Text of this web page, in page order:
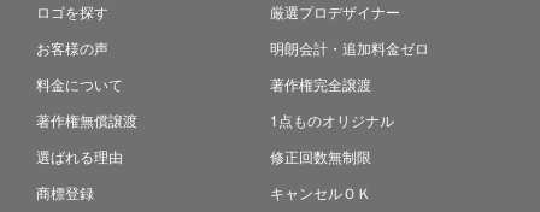
ロゴを探す
お客様の声
料金について
著作権無償譲渡
選ばれる理由
商標登録
厳選プロデザイナー
明朗会計・追加料金ゼロ
著作権完全譲渡
1点ものオリジナル
修正回数無制限
キャンセルＯＫ